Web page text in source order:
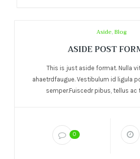
Aside, Blog
ASIDE POST
This is just aside format. Nulla
ahaetrdfaugue. Vestibulum id ligula
semper.Fuiscedr pibus, tellus ac
0